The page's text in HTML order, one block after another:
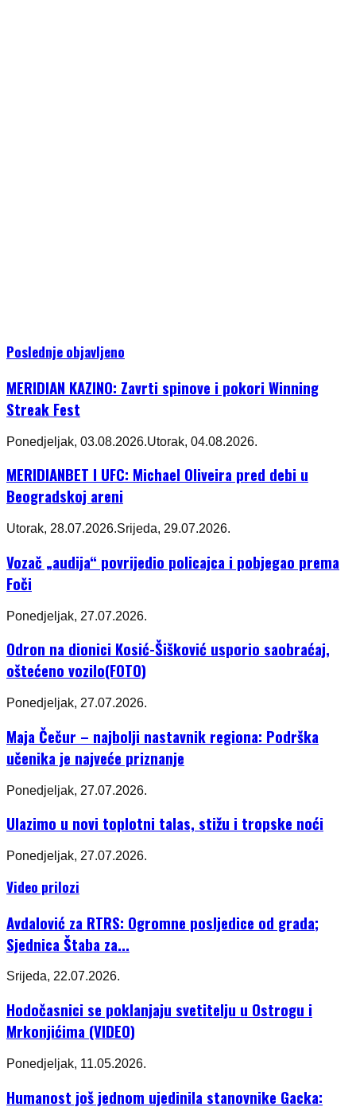
Poslednje objavljeno
MERIDIAN KAZINO: Zavrti spinove i pokori Winning
Streak Fest
Ponedjeljak, 03.08.2026.Utorak, 04.08.2026.
MERIDIANBET I UFC: Michael Oliveira pred debi u
Beogradskoj areni
Utorak, 28.07.2026.Srijeda, 29.07.2026.
Vozač „audija“ povrijedio policajca i pobjegao prema
Foči
Ponedjeljak, 27.07.2026.
Odron na dionici Kosić-Šišković usporio saobraćaj,
oštećeno vozilo(FOTO)
Ponedjeljak, 27.07.2026.
Maja Čečur – najbolji nastavnik regiona: Podrška
učenika je najveće priznanje
Ponedjeljak, 27.07.2026.
Ulazimo u novi toplotni talas, stižu i tropske noći
Ponedjeljak, 27.07.2026.
Video prilozi
Avdalović za RTRS: Ogromne posljedice od grada;
Sjednica Štaba za...
Srijeda, 22.07.2026.
Hodočasnici se poklanjaju svetitelju u Ostrogu i
Mrkonjićima (VIDEO)
Ponedjeljak, 11.05.2026.
Humanost još jednom ujedinila stanovnike Gacka: